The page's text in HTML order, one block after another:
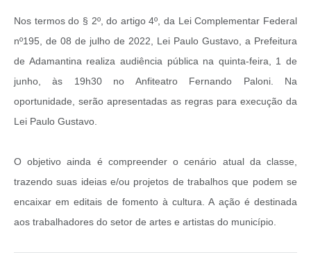
Projetos
Contas Públicas
Links
Nos termos do § 2º, do artigo 4º, da Lei Complementar Federal
nº195, de 08 de julho de 2022, Lei Paulo Gustavo, a Prefeitura
de Adamantina realiza audiência pública na quinta-feira, 1 de
junho, às 19h30 no Anfiteatro Fernando Paloni. Na
oportunidade, serão apresentadas as regras para execução da
Lei Paulo Gustavo.
O objetivo ainda é compreender o cenário atual da classe,
trazendo suas ideias e/ou projetos de trabalhos que podem se
encaixar em editais de fomento à cultura. A ação é destinada
aos trabalhadores do setor de artes e artistas do município.